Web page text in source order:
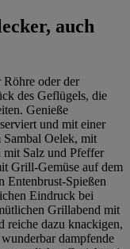
auch
Röhre oder der
des Geflügels, die
Genieße
und mit einer
Sambal Oelek, mit
Salz und Pfeffer
Grill-Gemüse auf dem
Entenbrust-Spießen
Eindruck bei
Grillabend mit
reiche dazu knackigen,
dampfende